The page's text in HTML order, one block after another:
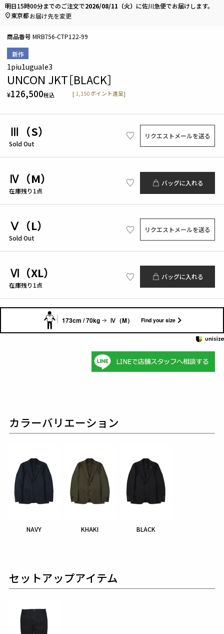
新作
1piu1uguale3
UNCON JKT［BLACK］
¥126,500税込 [ 1,150 ポイント進呈]
商品番号 MRB756-CTP122-99
Ⅲ（S）
Sold Out
リクエストメールを送る
Ⅳ（M）
在庫残り1点
バッグに入れる
Ⅴ（L）
Sold Out
リクエストメールを送る
Ⅵ（XL）
在庫残り1点
バッグに入れる
173cm / 70kg Ⅳ（M） Find your size
明日15時00分までのご注文で2026/08/11（火） に佐川急便でお届けします。
東京都お届け先を変更
カラーバリエーション
NAVY KHAKI BLACK
セットアップアイテム